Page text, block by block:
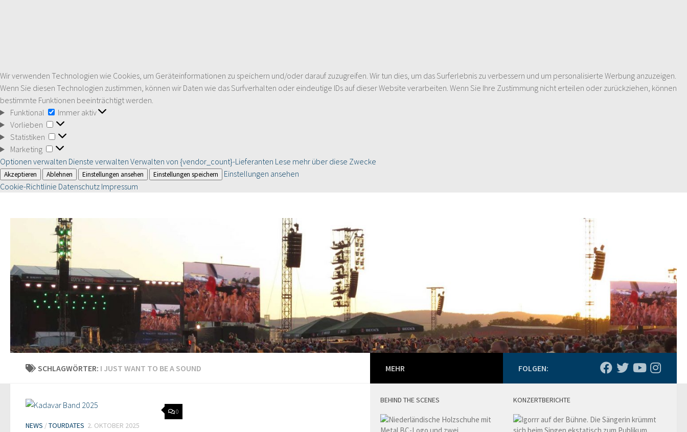
Wir verwenden Technologien wie Cookies, um Geräteinformationen zu speichern und/oder darauf zuzugreifen. Wir tun dies, um das Surferlebnis zu verbessern und um personalisierte Werbung anzuzeigen.
Wenn Sie diesen Technologien zustimmen, können wir Daten wie das Surfverhalten oder eindeutige IDs auf dieser Website verarbeiten. Wenn Sie Ihre Zustimmung nicht erteilen oder zurückziehen, können
bestimmte Funktionen beeinträchtigt werden.
Funktional
Funktional
Immer aktiv
Vorlieben
Vorlieben
Statistiken
Statistiken
Marketing
Marketing
Optionen verwalten Dienste verwalten Verwalten von {vendor_count}-Lieferanten Lese mehr über diese Zwecke
Akzeptieren Ablehnen Einstellungen ansehen Einstellungen speichern
Einstellungen ansehen
Cookie-Richtlinie Datenschutz Impressum
SCHLAGWÖRTER: I JUST WANT TO BE A SOUND
0
NEWS /TOURDATES 2. OKTOBER 2025
FOLGEN:
KONZERTBERICHTE
MEHR
BEHIND THE SCENES